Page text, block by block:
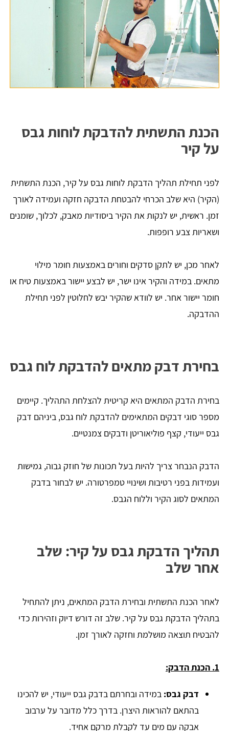
הכנת התשתית להדבקת לוחות גבס
על קיר
לפני תחילת תהליך הדבקת לוחות גבס על קיר, הכנת התשתית
(הקיר) היא שלב הכרחי להבטחת הדבקה חזקה ועמידה לאורך
זמן. ראשית, יש לנקות את הקיר ביסודיות מאבק, לכלוך, שומנים
ושאריות צבע רופפות.
לאחר מכן, יש לתקן סדקים וחורים באמצעות חומר מילוי
מתאים. במידה והקיר אינו ישר, יש לבצע יישור באמצעות טיח או
חומר יישור אחר. יש לוודא שהקיר יבש לחלוטין לפני תחילת
ההדבקה.
בחירת דבק מתאים להדבקת לוח גבס
בחירת הדבק המתאים היא קריטית להצלחת התהליך. קיימים
מספר סוגי דבקים המתאימים להדבקת לוח גבס, ביניהם דבק
גבס ייעודי, קצף פוליאוריטן ודבקים צמנטיים.
הדבק הנבחר צריך להיות בעל תכונות של חוזק גבוה, גמישות
ועמידות בפני רטיבות ושינויי טמפרטורה. יש לבחור בדבק
המתאים לסוג הקיר וללוח הגבס.
תהליך הדבקת גבס על קיר: שלב
אחר שלב
לאחר הכנת התשתית ובחירת הדבק המתאים, ניתן להתחיל
בתהליך הדבקת גבס על קיר. שלב זה דורש דיוק וזהירות כדי
להבטיח תוצאה מושלמת וחזקה לאורך זמן.
1. הכנת הדבק:
דבק גבס: במידה ובחרתם בדבק גבס ייעודי, יש להכינו
בהתאם להוראות היצרן. בדרך כלל מדובר על ערבוב
אבקה עם מים עד לקבלת מרקם אחיד.